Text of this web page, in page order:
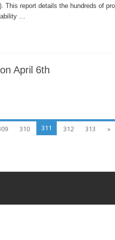
This report details the hundreds of
…
April 6th
310 311 312 313 »